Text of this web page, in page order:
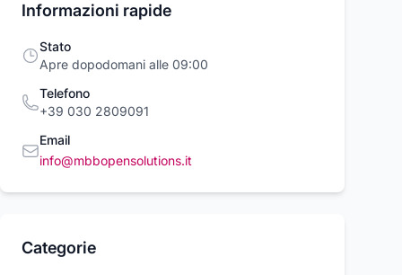
SERIE
Informazioni rapide
Stato
Apre dopodomani alle 09:00
Telefono
+39 030 2809091
Email
info@mbbopensolutions.it
Categorie